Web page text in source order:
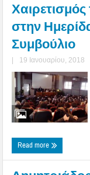
στην
Συμβούλιο
| 19 Ιανουαρίου, 2018
Read more